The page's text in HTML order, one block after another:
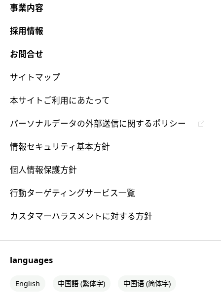
事業内容
採用情報
お問合せ
サイトマップ
本サイトご利用にあたって
パーソナルデータの外部送信に関するポリシー
情報セキュリティ基本方針
個人情報保護方針
行動ターゲティングサービス一覧
カスタマーハラスメントに対する方針
languages
English 中国語 (繁体字) 中国语 (简体字)